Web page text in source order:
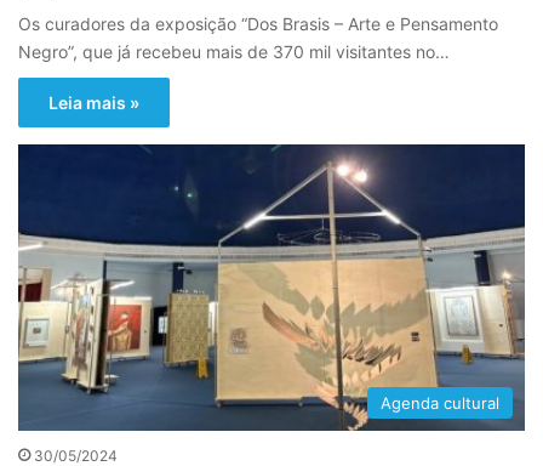
Os curadores da exposição “Dos Brasis – Arte e Pensamento
Negro”, que já recebeu mais de 370 mil visitantes no…
Leia mais »
Agenda cultural
30/05/2024